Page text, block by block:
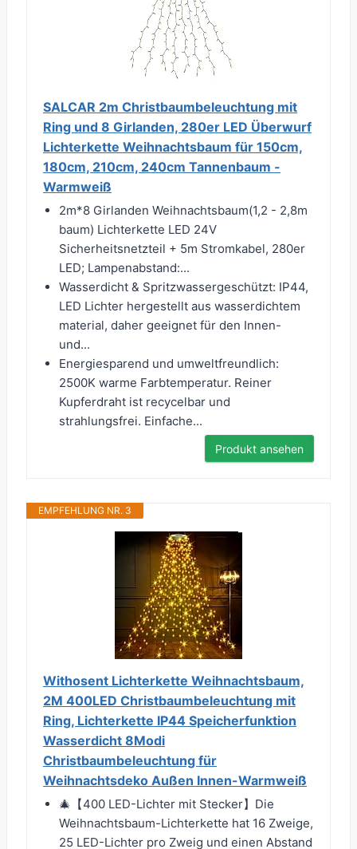
SALCAR 2m Christbaumbeleuchtung mit
Ring und 8 Girlanden, 280er LED Überwurf
Lichterkette Weihnachtsbaum für 150cm,
180cm, 210cm, 240cm Tannenbaum -
Warmweiß
2m*8 Girlanden Weihnachtsbaum(1,2 - 2,8m
baum) Lichterkette LED 24V
Sicherheitsnetzteil + 5m Stromkabel, 280er
LED; Lampenabstand:...
Wasserdicht & Spritzwassergeschützt: IP44,
LED Lichter hergestellt aus wasserdichtem
material, daher geeignet für den Innen-
und...
Energiesparend und umweltfreundlich:
2500K warme Farbtemperatur. Reiner
Kupferdraht ist recycelbar und
strahlungsfrei. Einfache...
Produkt ansehen
EMPFEHLUNG NR. 3
Withosent Lichterkette Weihnachtsbaum,
2M 400LED Christbaumbeleuchtung mit
Ring, Lichterkette IP44 Speicherfunktion
Wasserdicht 8Modi
Christbaumbeleuchtung für
Weihnachtsdeko Außen Innen-Warmweiß
🎄【400 LED-Lichter mit Stecker】Die
Weihnachtsbaum-Lichterkette hat 16 Zweige,
25 LED-Lichter pro Zweig und einen Abstand